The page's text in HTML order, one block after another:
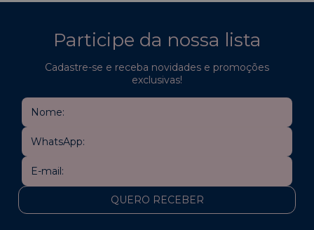
Participe da nossa lista
Cadastre-se e receba novidades e promoções
exclusivas!